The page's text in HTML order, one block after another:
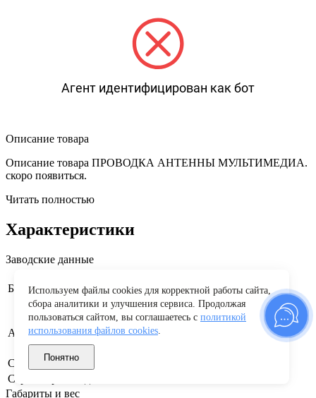
Агент идентифицирован как бот
Описание товара
Описание товара ПРОВОДКА АНТЕННЫ МУЛЬТИМЕДИА.
скоро появиться.
Читать полностью
Характеристики
Заводские данные
Бренд Renault
Артикул производителя 282433101R
Страна бренда
Страна производства
Габариты и вес
Используем файлы cookies для корректной работы сайта,
сбора аналитики и улучшения сервиса. Продолжая
пользоваться сайтом, вы соглашаетесь с политикой
использования файлов cookies.
Понятно